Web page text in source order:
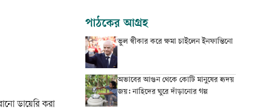
ডায়েরি করা
পাঠকের আগ্রহ
ভুল স্বীকার করে ক্ষমা চাইলেন ইনফান্তিনো
অভাবের আগুন থেকে কোটি মানুষের হৃদয়
জয়: নাহিদের ঘুরে দাঁড়ানোর গল্প